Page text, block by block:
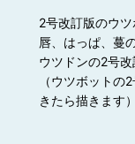
2号改訂版のウツ
唇、はっぱ、蔓
ウツドンの2号改
（ウツボットの
きたら描きます）